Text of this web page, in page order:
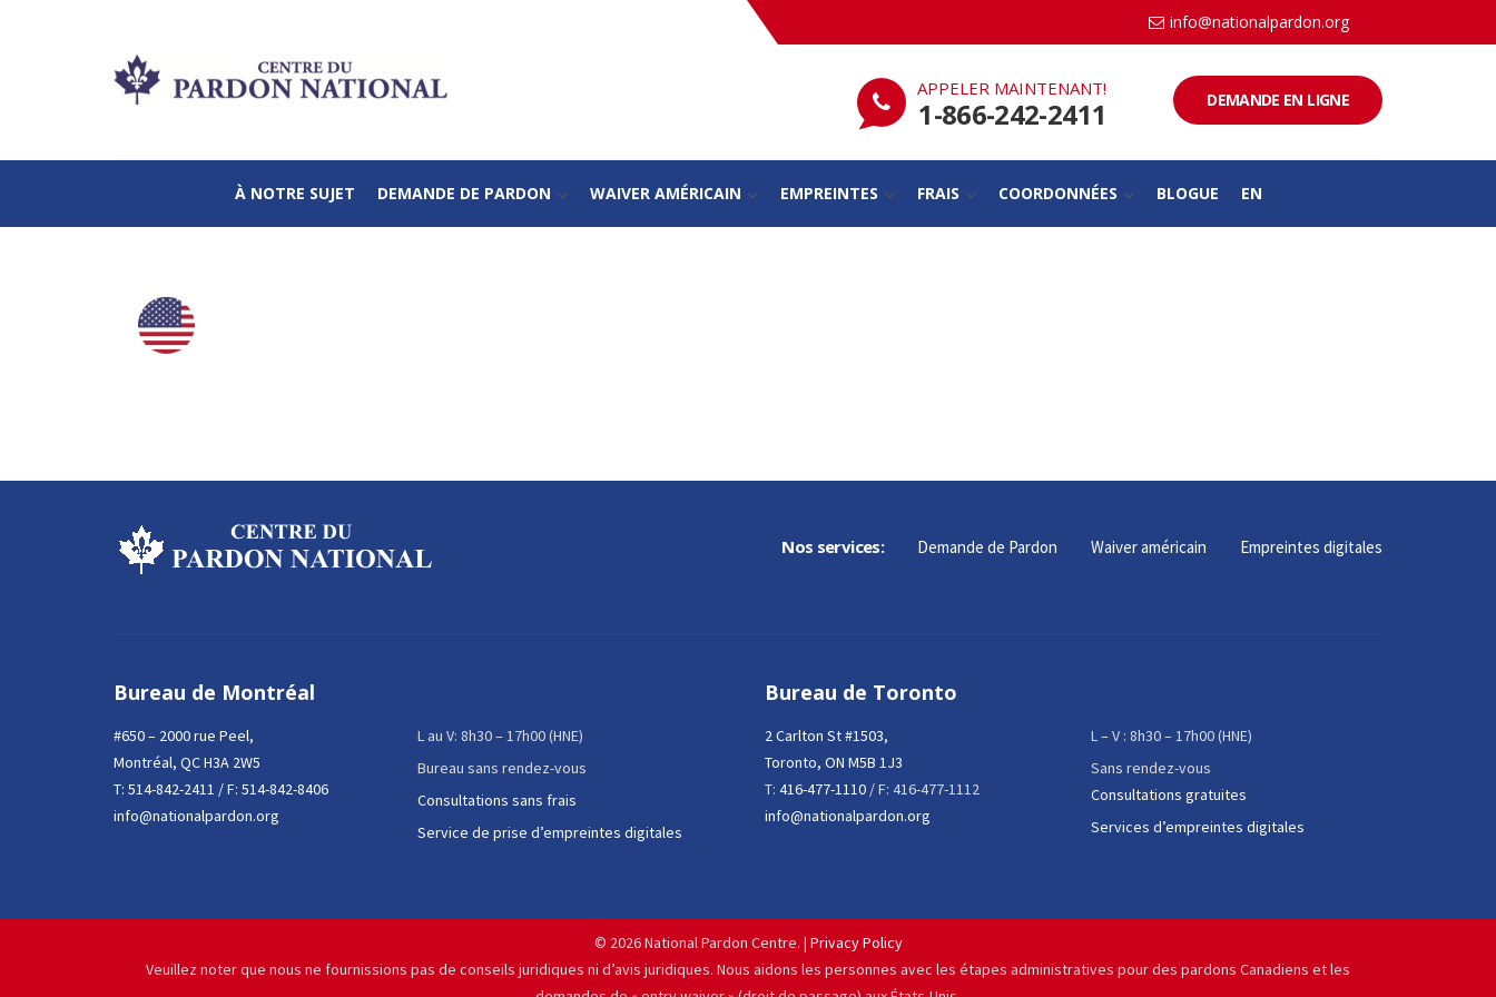
info@nationalpardon.org
APPELER MAINTENANT!
1-866-242-2411 DEMANDE EN LIGNE
À NOTRE SUJET DEMANDE DE PARDON WAIVER AMÉRICAIN EMPREINTES FRAIS COORDONNÉES BLOGUE EN
Nos services: Demande de Pardon Waiver américain Empreintes digitales
Bureau de Montréal
#650 – 2000 rue Peel,
Montréal, QC H3A 2W5
T: 514-842-2411 / F: 514-842-8406
info@nationalpardon.org
L au V: 8h30 – 17h00 (HNE)
Bureau sans rendez-vous
Consultations sans frais
Service de prise d’empreintes digitales
Bureau de Toronto
2 Carlton St #1503,
Toronto, ON M5B 1J3
T: 416-477-1110 / F: 416-477-1112
info@nationalpardon.org
L – V : 8h30 – 17h00 (HNE)
Sans rendez-vous
Consultations gratuites
Services d’empreintes digitales
© 2026 National Pardon Centre. | Privacy Policy
Veuillez noter que nous ne fournissions pas de conseils juridiques ni d’avis juridiques. Nous aidons les personnes avec les étapes administratives pour des pardons Canadiens et les